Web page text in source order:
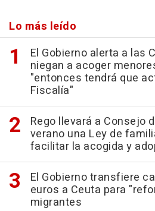
Lo más leído
El Gobierno alerta a las
niegan a acoger
"entonces tendrá que
Fiscalía"
Rego llevará a Consejo
verano una Ley de
facilitar la acogida y
El Gobierno transfiere
euros a Ceuta para
migrantes